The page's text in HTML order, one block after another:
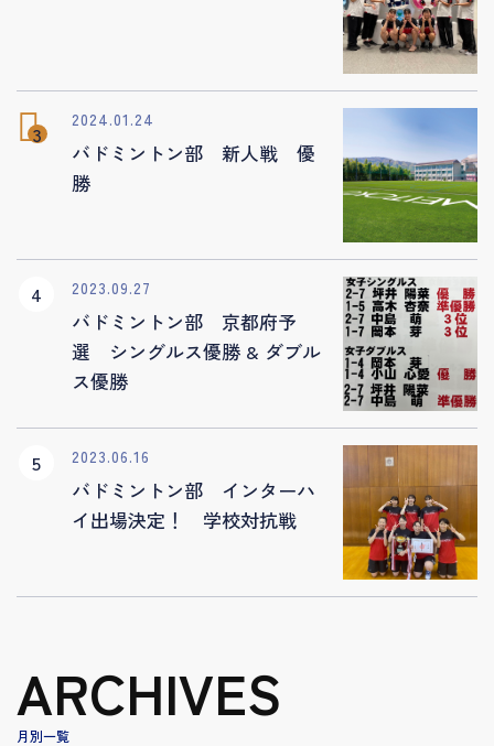
2024.01.24
バドミントン部 新人戦 優
勝
2023.09.27
バドミントン部 京都府予
選 シングルス優勝 & ダブル
ス優勝
2023.06.16
バドミントン部 インターハ
イ出場決定！ 学校対抗戦
ARCHIVES
月別一覧